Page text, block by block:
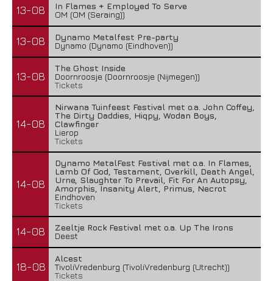
13-08
In Flames + Employed To Serve
OM (OM (Seraing))
13-08
Dynamo Metalfest Pre-party
Dynamo (Dynamo (Eindhoven))
13-08
The Ghost Inside
Doornroosje (Doornroosje (Nijmegen))
Tickets
14-08
Nirwana Tuinfeest Festival met o.a. John Coffey,
The Dirty Daddies, Hiqpy, Wodan Boys,
Clawfinger
Lierop
Tickets
14-08
Dynamo MetalFest Festival met o.a. In Flames,
Lamb Of God, Testament, Overkill, Death Angel,
Urne, Slaughter To Prevail, Fit For An Autopsy,
Amorphis, Insanity Alert, Primus, Necrot
Eindhoven
Tickets
14-08
Zeeltje Rock Festival met o.a. Up The Irons
Deest
18-08
Alcest
TivoliVredenburg (TivoliVredenburg (Utrecht))
Tickets